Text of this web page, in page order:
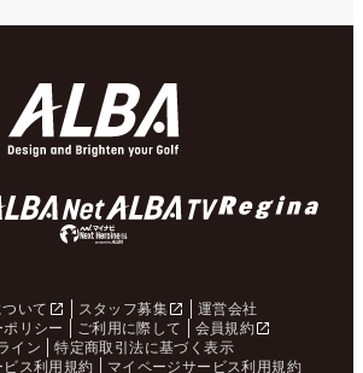
いて スタッフ募集
運営会社
リシー
ご利用に際して
会員規約
イン
特定商取引法に基づく表示
ス利用規約
マイページサービス利用規約